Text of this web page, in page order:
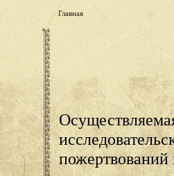
Главная
пожертвований